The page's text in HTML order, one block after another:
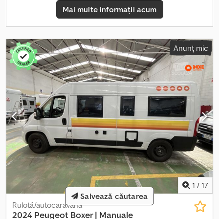
Pardoseală placaj multiplex 16 mm * Scară mobilă cu 5 trepte
Opțiuni: * Ușă laterală * Lift hidraulic Accesorii pentru asigurarea
încărcăturii disponibile la noi: * Chingi de ancorare și fixare *
Protecție pentru muchii * Saci de blocare * Opritoare de roată *
etc. Finanțare și leasing disponibile Confecționăm suprastructuri
de orice dimensiune pe orice șasiu. Prelată, GFK Sandwich,
aluminiu. Vizitați-ne la: Suprastructuri - vehicule complete -
remorci - consultanță - finanțare Ne rezervăm dreptul la
modificări și vânzare intermediară. Nu ne asumăm răspunderea
pentru eventuale greșeli de tipar sau de introducere a datelor.
Mai multe informații acum
Anunț mic
1 / 17
Rulotă/autocaravană
2024 Peugeot Boxer | Manuale
Salvează căutarea